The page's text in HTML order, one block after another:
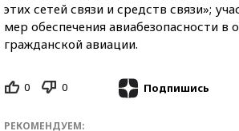
этих сетей связи и средств связи»;
мер обеспечения авиабезопасности в
гражданской авиации.
0 0 Подпишись
РЕКОМЕНДУЕМ: